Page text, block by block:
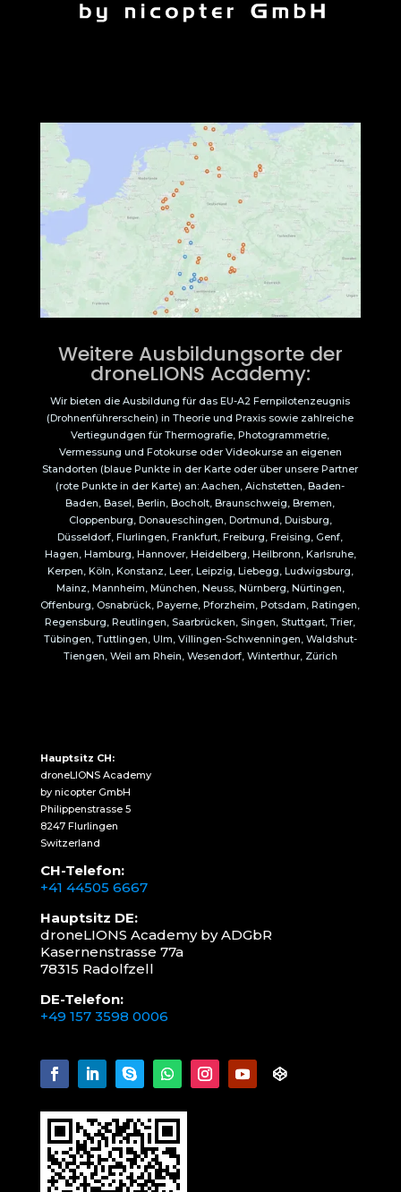
Weitere Ausbildungsorte der
droneLIONS Academy:
Wir bieten die Ausbildung für das EU-A2 Fernpilotenzeugnis
(Drohnenführerschein) in Theorie und Praxis sowie zahlreiche
Vertiegundgen für Thermografie, Photogrammetrie,
Vermessung und Fotokurse oder Videokurse an eigenen
Standorten (blaue Punkte in der Karte oder über unsere Partner
(rote Punkte in der Karte) an: Aachen, Aichstetten, Baden-
Baden, Basel, Berlin, Bocholt, Braunschweig, Bremen,
Cloppenburg, Donaueschingen, Dortmund, Duisburg,
Düsseldorf, Flurlingen, Frankfurt, Freiburg, Freising, Genf,
Hagen, Hamburg, Hannover, Heidelberg, Heilbronn, Karlsruhe,
Kerpen, Köln, Konstanz, Leer, Leipzig, Liebegg, Ludwigsburg,
Mainz, Mannheim, München, Neuss, Nürnberg, Nürtingen,
Offenburg, Osnabrück, Payerne, Pforzheim, Potsdam, Ratingen,
Regensburg, Reutlingen, Saarbrücken, Singen, Stuttgart, Trier,
Tübingen, Tuttlingen, Ulm, Villingen-Schwenningen, Waldshut-
Tiengen, Weil am Rhein, Wesendorf, Winterthur, Zürich
Hauptsitz CH:
droneLIONS Academy
by nicopter GmbH
Philippenstrasse 5
8247 Flurlingen
Switzerland
CH-Telefon:
+41 44505 6667
Hauptsitz DE:
droneLIONS Academy by ADGbR
Kasernenstrasse 77a
78315 Radolfzell
DE-Telefon:
+49 157 3598 0006